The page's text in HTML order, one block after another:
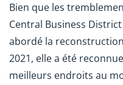
Bien que les
Central Business
abordé la
2021, elle a été
meilleurs endroits au